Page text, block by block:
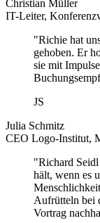
Christian Müller
IT-Leiter,
"Richie hat
gehoben. Er
sie mit
JS
Julia Schmitz
CEO Logo-Institut,
"Richard
hält, wenn es
Aufrütteln bei
Vortrag